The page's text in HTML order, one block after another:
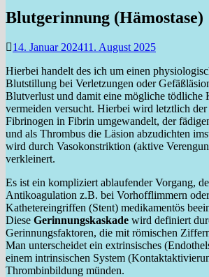
Blutgerinnung (Hämostase)
14. Januar 202411. August 2025
Hierbei handelt des ich um einen
Blutstillung bei Verletzungen oder
Blutverlust und damit eine mögliche tödliche
vermeiden versucht. Hierbei wird letztlich
Fibrinogen in Fibrin umgewandelt, der
und als Thrombus die Läsion abzudichten
wird durch Vasokonstriktion (aktive
verkleinert.
Es ist ein kompliziert ablaufender Vorgang,
Antikoagulation z.B. bei Vorhofflimmern
Kathetereingriffen (Stent) medikamentös
Diese Gerinnungskaskade wird definiert
Gerinnungsfaktoren, die mit römischen
Man unterscheidet ein extrinsisches
einem intrinsischen System
Thrombinbildung münden.